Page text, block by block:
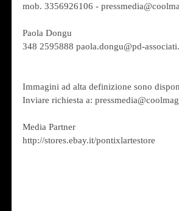
mob. 3356926106 -
Paola Dongu
348 2595888 paola.dongu@pd-
Immagini ad alta definizione sono
Inviare richiesta a:
Media Partner
http://stores.ebay.it/pontixlartestore